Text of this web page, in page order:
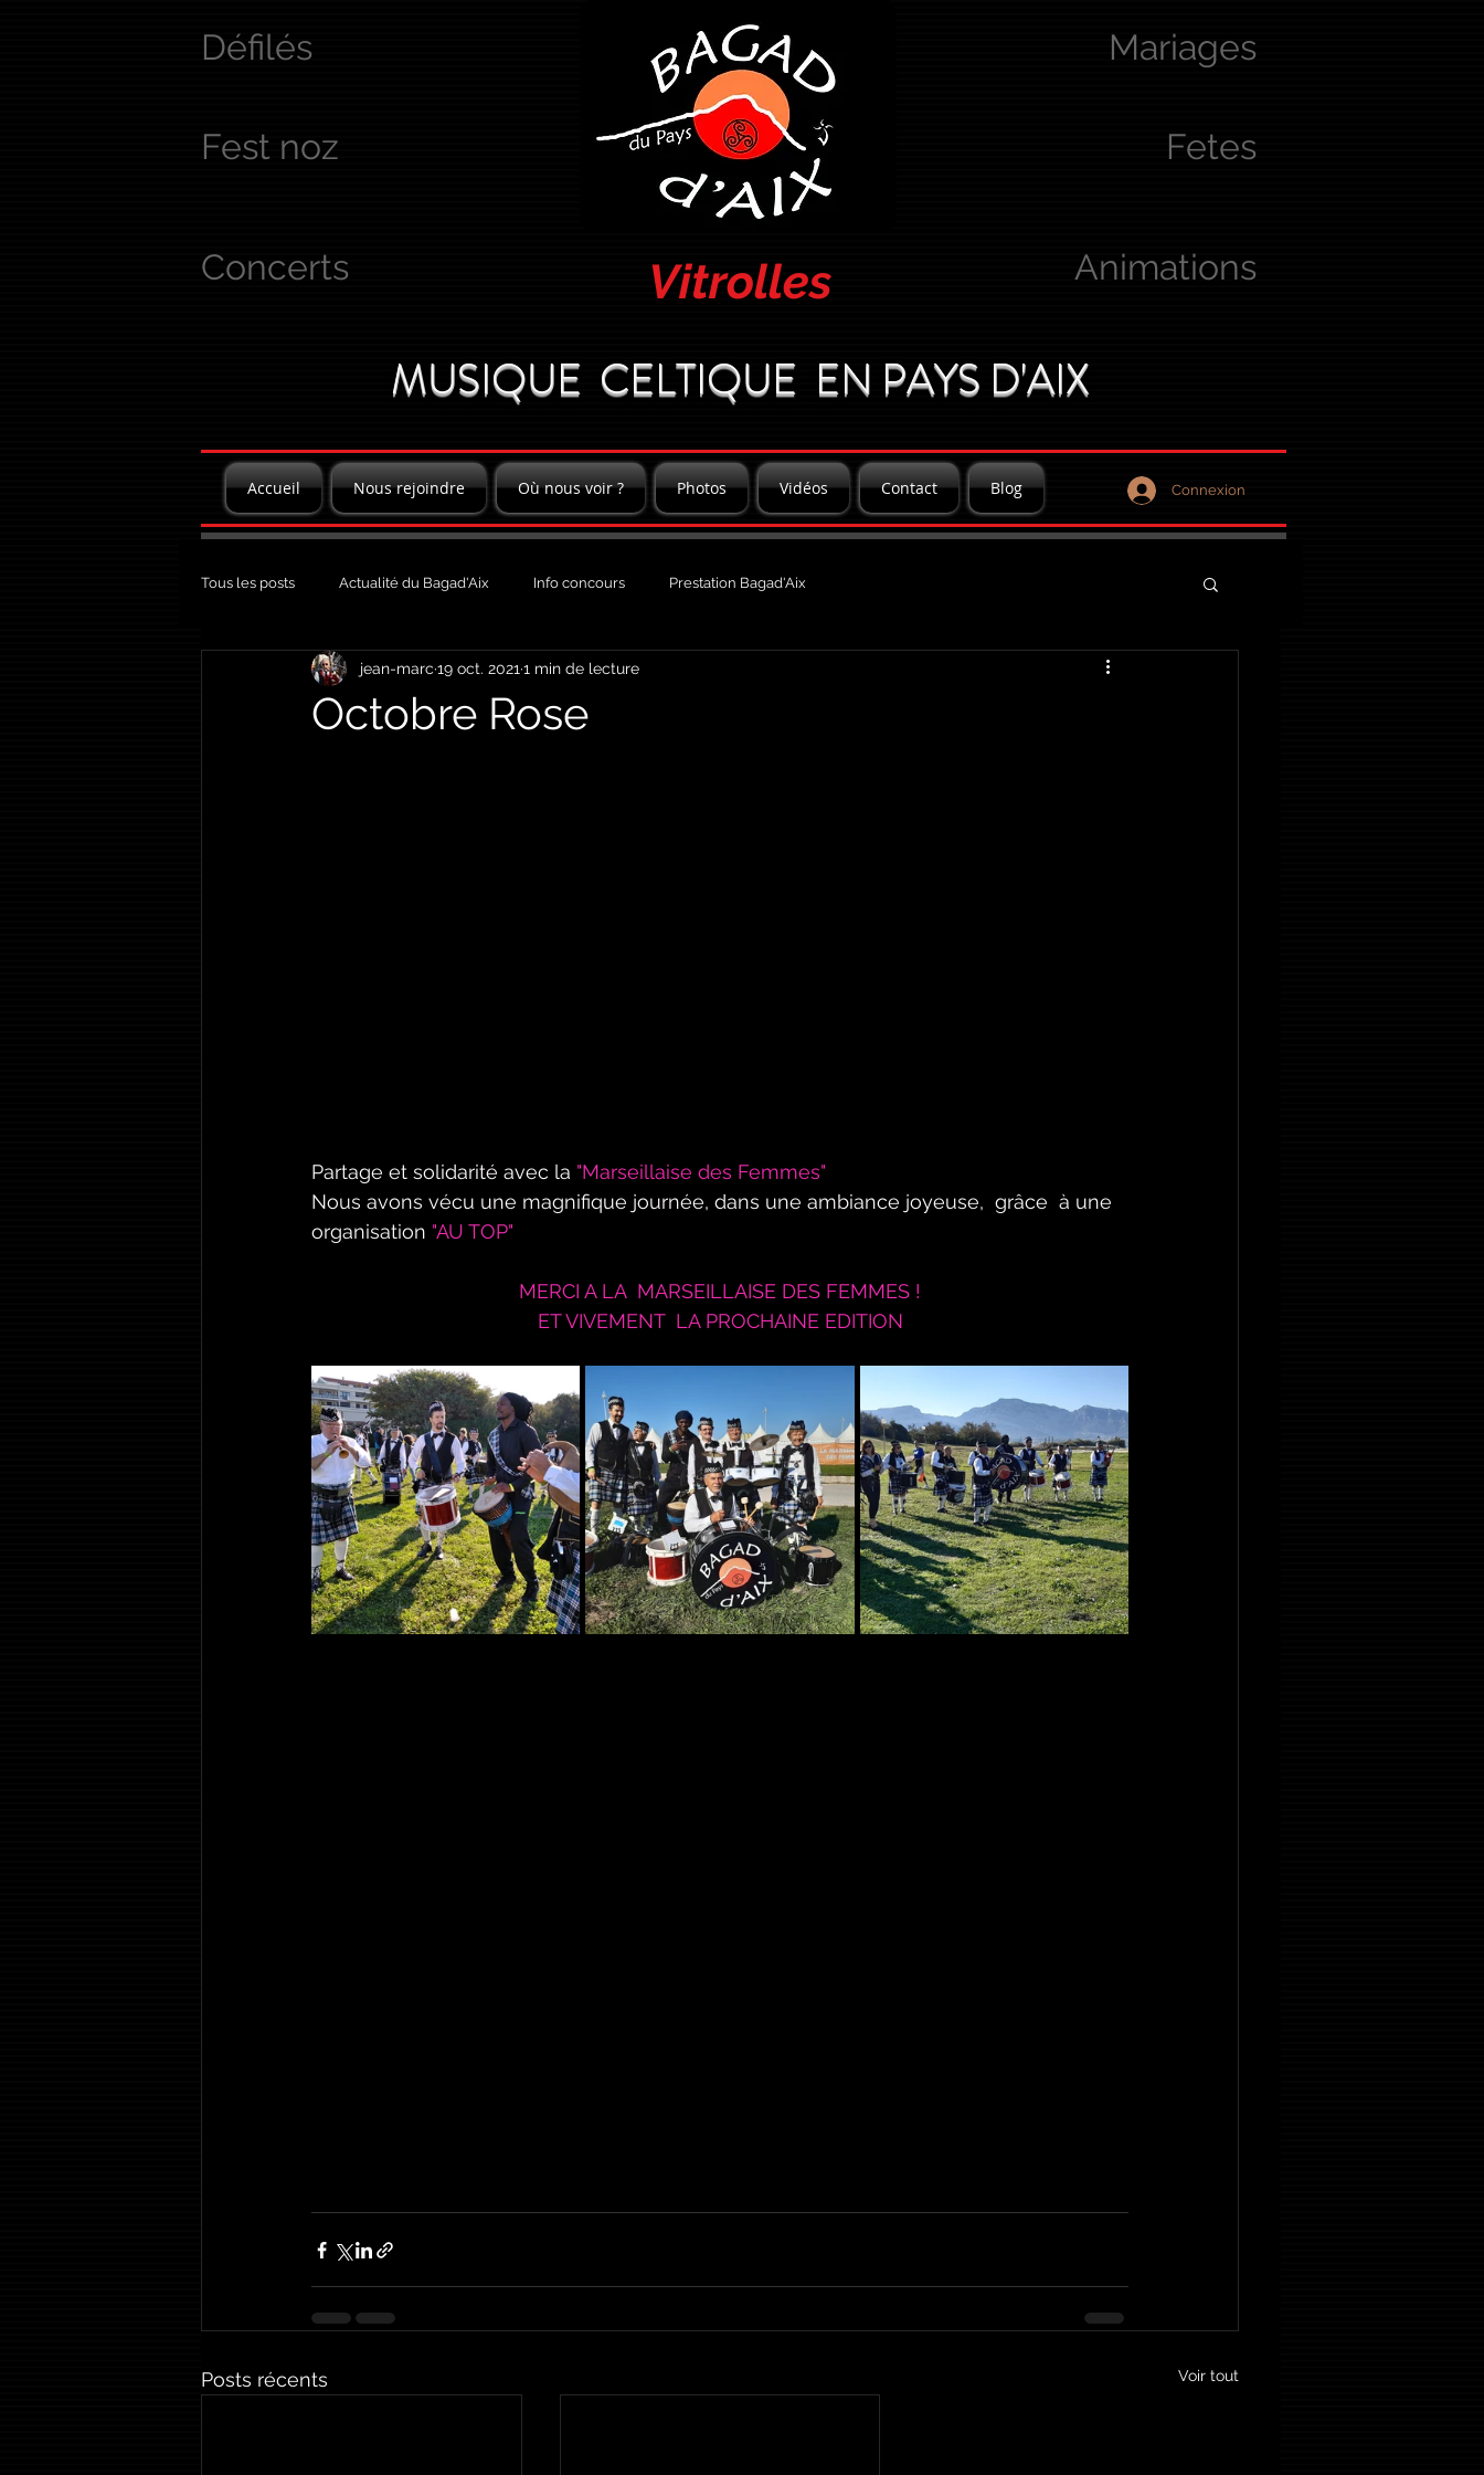
Défilés
Fest noz
Mariages
Fetes
Concerts Vitrolles Animations
MUSIQUE CELTIQUE EN PAYS D'AIX
Accueil Nous rejoindre Où nous voir ? Photos Vidéos Contact Blog Connexion
Tous les posts Actualité du Bagad'Aix Info concours Prestation Bagad'Aix
Octobre Rose
jean-marc 19 oct. 2021 1 min de lecture
Partage et solidarité avec la "Marseillaise des Femmes"
Nous avons vécu une magnifique journée, dans une ambiance joyeuse,  grâce  à une
organisation "AU TOP"
MERCI A LA  MARSEILLAISE DES FEMMES !
ET VIVEMENT  LA PROCHAINE EDITION
Posts récents Voir tout